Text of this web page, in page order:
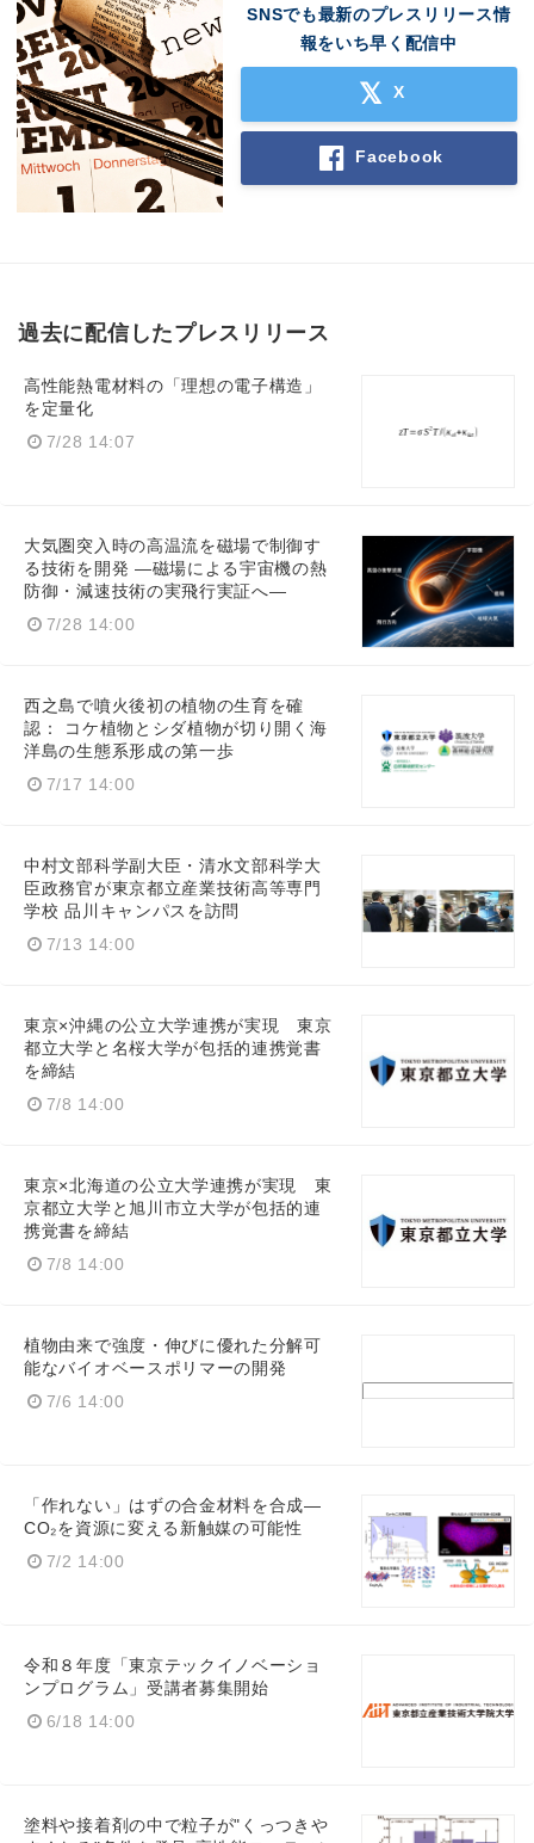
SNSでも最新のプレスリリース情
報をいち早く配信中
X
Facebook
過去に配信したプレスリリース
高性能熱電材料の「理想の電子構造」
を定量化
7/28 14:07
大気圏突入時の高温流を磁場で制御す
る技術を開発 ―磁場による宇宙機の熱
防御・減速技術の実飛行実証へ―
7/28 14:00
西之島で噴火後初の植物の生育を確
認： コケ植物とシダ植物が切り開く海
洋島の生態系形成の第一歩
7/17 14:00
中村文部科学副大臣・清水文部科学大
臣政務官が東京都立産業技術高等専門
学校 品川キャンパスを訪問
7/13 14:00
東京×沖縄の公立大学連携が実現 東京
都立大学と名桜大学が包括的連携覚書
を締結
7/8 14:00
東京×北海道の公立大学連携が実現 東
京都立大学と旭川市立大学が包括的連
携覚書を締結
7/8 14:00
植物由来で強度・伸びに優れた分解可
能なバイオベースポリマーの開発
7/6 14:00
「作れない」はずの合金材料を合成—
CO₂を資源に変える新触媒の可能性
7/2 14:00
令和８年度「東京テックイノベーショ
ンプログラム」受講者募集開始
6/18 14:00
塗料や接着剤の中で粒子が"くっつきや